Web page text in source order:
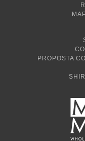
PROPOSTA